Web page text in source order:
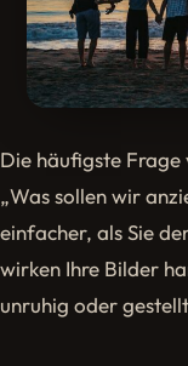
Die häufigste
„Was sollen wir
einfacher, als Sie
wirken Ihre Bilder
unruhig oder